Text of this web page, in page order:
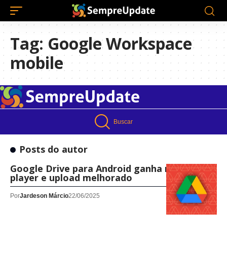
Tag: Google Workspace
mobile
Buscar
Posts do autor
Google Drive para Android ganha novo
player e upload melhorado
PorJardeson Márcio22/06/2025